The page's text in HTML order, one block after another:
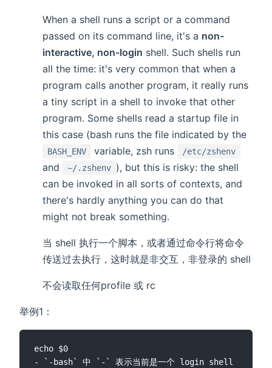
When a shell runs a script or a command
passed on its command line, it's a non-
interactive, non-login shell. Such shells run
all the time: it's very common that when a
program calls another program, it really runs
a tiny script in a shell to invoke that other
program. Some shells read a startup file in
this case (bash runs the file indicated by the
BASH_ENV variable, zsh runs /etc/zshenv
and ~/.zshenv ), but this is risky: the shell
can be invoked in all sorts of contexts, and
there's hardly anything you can do that
might not break something.
当 shell 执行一个脚本，或者通过命令行将命令
传送过去执行，这时就是非交互，非登录的 shell
不会读取任何profile 或 rc
举例1：
echo $0
- `-bash` 中 `-` 表示当前是一个 login shell